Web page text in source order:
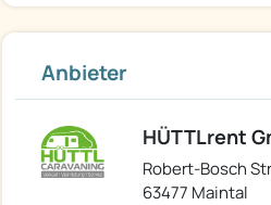
Anbieter
HÜTTLrent
Robert-Bosch
63477 Maintal